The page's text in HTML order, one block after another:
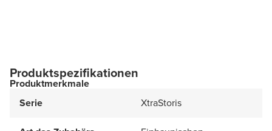
Produktspezifikationen
Produktmerkmale
Serie
XtraStoris